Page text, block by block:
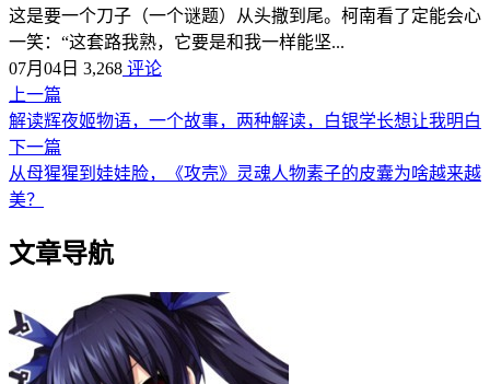
这是要一个刀子（一个谜题）从头撒到尾。柯南看了定能会心
一笑：“这套路我熟，它要是和我一样能坚...
07月04日 3,268 评论
上一篇
解读辉夜姬物语，一个故事，两种解读，白银学长想让我明白
下一篇
从母猩猩到娃娃脸，《攻壳》灵魂人物素子的皮囊为啥越来越
美？
文章导航